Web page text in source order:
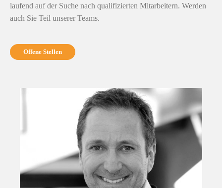
laufend auf der Suche nach qualifizierten Mitarbeitern. Werden
auch Sie Teil unserer Teams.
Offene Stellen